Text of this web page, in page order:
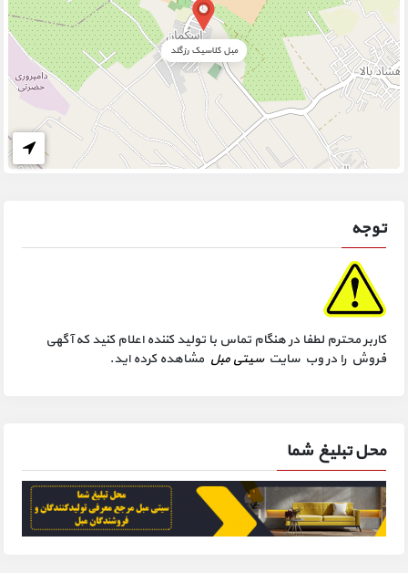
مبل کلاسیک رزگلد
توجه
کاربر محترم لطفا در هنگام تماس با تولید کننده اعلام کنید که آگهی
فروش را در وب سایتسیتی مبل مشاهده کرده اید.
محل تبلیغ شما